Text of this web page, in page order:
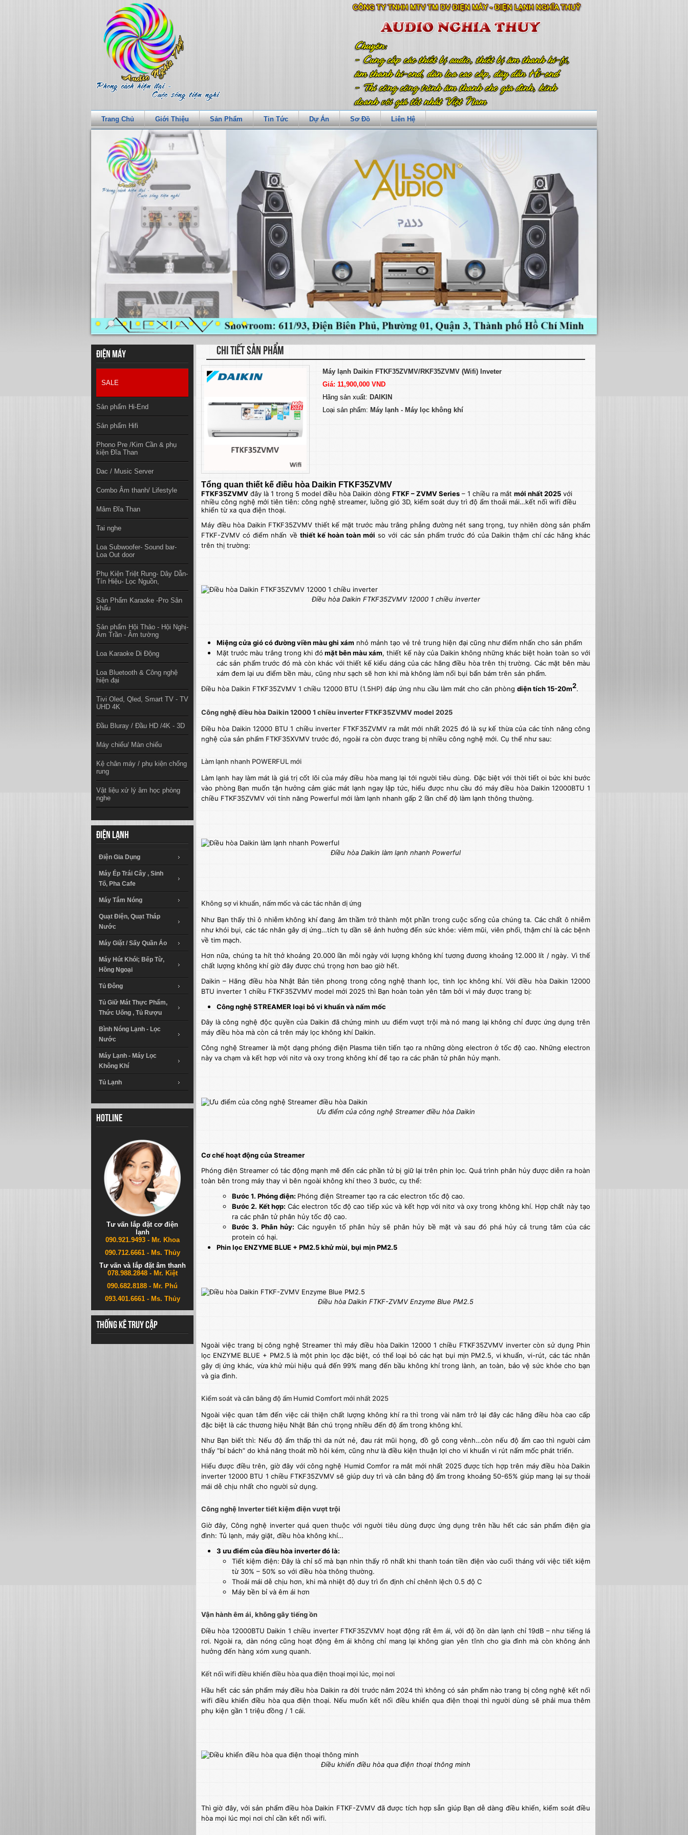
Trang Chủ Giới Thiệu Sản Phẩm Tin Tức Dự Án Sơ Đồ Liên Hệ
Điện máy
SALE
Sản phẩm Hi-End
Sản phẩm Hifi
Phono Pre /Kim Cần & phụ
kiện Đĩa Than
Dac / Music Server
Combo Âm thanh/ Lifestyle
Mâm Đĩa Than
Tai nghe
Loa Subwoofer- Sound bar-
Loa Out door
Phụ Kiện Triệt Rung- Dây Dẫn-
Tín Hiệu- Lọc Nguồn,
Sản Phẩm Karaoke -Pro Sân
khấu
Sản phẩm Hội Thảo - Hội Nghị-
Âm Trần - Âm tường
Loa Karaoke Di Động
Loa Bluetooth & Công nghệ
hiện đại
Tivi Oled, Qled, Smart TV - TV
UHD 4K
Đầu Bluray / Đầu HD /4K - 3D
Máy chiếu/ Màn chiếu
Kệ chân máy / phụ kiện chống
rung
Vật liệu xử lý âm học phòng
nghe
Điện lạnh
Điện Gia Dụng
Máy Ép Trái Cây , Sinh
Tố, Pha Cafe
Máy Tắm Nóng
Quạt Điện, Quạt Tháp
Nước
Máy Giặt / Sấy Quần Áo
Máy Hút Khói; Bếp Từ,
Hồng Ngoại
Tủ Đông
Tủ Giữ Mát Thực Phẩm,
Thức Uống , Tủ Rượu
Bình Nóng Lạnh - Lọc
Nước
Máy Lạnh - Máy Lọc
Không Khí
Tủ Lạnh
Hotline
Tư vấn lắp đặt cơ điện
lạnh
090.921.9493 - Mr. Khoa
090.712.6661 - Ms. Thủy
Tư vấn và lắp đặt âm thanh
078.988.2848 - Mr. Kiệt
090.682.8188 - Mr. Phú
093.401.6661 - Ms. Thủy
Thống kê truy cập
CHI TIẾT SẢN PHẨM
Máy lạnh Daikin FTKF35ZVMV/RKF35ZVMV (Wifi) Inveter
Giá: 11,900,000 VND
Hãng sản xuất: DAIKIN
Loại sản phẩm: Máy lạnh - Máy lọc không khí
Tổng quan thiết kế điều hòa Daikin FTKF35ZVMV
FTKF35ZVMV đây là 1 trong 5 model điều hòa Daikin dòng FTKF – ZVMV Series – 1 chiều ra mắt mới nhất 2025 với
nhiều công nghệ mới tiên tiên: công nghệ streamer, luồng gió 3D, kiểm soát duy trì độ ẩm thoải mái…kết nối wifi điều
khiển từ xa qua điện thoại.
Máy điều hòa Daikin FTKF35ZVMV thiết kế mặt trước màu trắng phẳng đường nét sang trọng, tuy nhiên dòng sản phẩm
FTKF-ZVMV có điểm nhấn về thiết kế hoàn toàn mới so với các sản phẩm trước đó của Daikin thậm chí các hãng khác
trên thị trường:
Điều hòa Daikin FTKF35ZVMV 12000 1 chiều inverter
Miệng cửa gió có đường viền màu ghi xám nhỏ mảnh tạo vẻ trẻ trung hiện đại cũng như điểm nhấn cho sản phẩm
Mặt trước màu trắng trong khi đó mặt bên màu xám, thiết kế này của Daikin không những khác biệt hoàn toàn so với
các sản phẩm trước đó mà còn khác với thiết kế kiểu dáng của các hãng điều hòa trên thị trường. Các mặt bên màu
xám đem lại ưu điểm bền màu, cũng như sạch sẽ hơn khi mà không làm nổi bụi bẩn bám trên sản phẩm.
Điều hòa Daikin FTKF35ZVMV 1 chiều 12000 BTU (1.5HP) đáp ứng nhu cầu làm mát cho căn phòng diện tích 15-20m2.
Công nghệ điều hòa Daikin 12000 1 chiều inverter FTKF35ZVMV model 2025
Điều hòa Daikin 12000 BTU 1 chiều inverter FTKF35ZVMV ra mắt mới nhất 2025 đó là sự kế thừa của các tính năng công
nghệ của sản phẩm FTKF35XVMV trước đó, ngoài ra còn được trang bị nhiều công nghệ mới. Cụ thể như sau:
Làm lạnh nhanh POWERFUL mới
Làm lạnh hay làm mát là giá trị cốt lõi của máy điều hòa mang lại tới người tiêu dùng. Đặc biệt với thời tiết oi bức khi bước
vào phòng Bạn muốn tận hưởng cảm giác mát lạnh ngay lập tức, hiểu được nhu cầu đó máy điều hòa Daikin 12000BTU 1
chiều FTKF35ZVMV với tính năng Powerful mới làm lạnh nhanh gấp 2 lần chế độ làm lạnh thông thường.
Điều hòa Daikin làm lạnh nhanh Powerful
Không sợ vi khuẩn, nấm mốc và các tác nhân dị ứng
Như Bạn thấy thì ô nhiễm không khí đang âm thầm trở thành một phần trong cuộc sống của chúng ta. Các chất ô nhiễm
như khói bụi, các tác nhân gây dị ứng…tích tụ dần sẽ ảnh hưởng đến sức khỏe: viêm mũi, viên phổi, thậm chí là các bệnh
về tim mạch.
Hơn nữa, chúng ta hít thở khoảng 20.000 lần mỗi ngày với lượng không khí tương đương khoảng 12.000 lít / ngày. Vì thế
chất lượng không khí giờ đây được chú trọng hơn bao giờ hết.
Daikin – Hãng điều hòa Nhật Bản tiên phong trong công nghệ thanh lọc, tinh lọc không khí. Với điều hòa Daikin 12000
BTU inverter 1 chiều FTKF35ZVMV model mới 2025 thì Bạn hoàn toàn yên tâm bởi vì máy được trang bị:
Công nghệ STREAMER loại bỏ vi khuẩn và nấm mốc
Đây là công nghệ độc quyền của Daikin đã chứng minh ưu điểm vượt trội mà nó mang lại không chỉ được ứng dụng trên
máy điều hòa mà còn cả trên máy lọc không khí Daikin.
Công nghệ Streamer là một dạng phóng điện Plasma tiên tiến tạo ra những dòng electron ở tốc độ cao. Những electron
này va chạm và kết hợp với nitơ và oxy trong không khí để tạo ra các phân tử phân hủy mạnh.
Ưu điểm của công nghệ Streamer điều hòa Daikin
Cơ chế hoạt động của Streamer
Phóng điện Streamer có tác động mạnh mẽ đến các phần tử bị giữ lại trên phin lọc. Quá trình phân hủy được diễn ra hoàn
toàn bên trong máy thay vì bên ngoài không khí theo 3 bước, cụ thể:
Bước 1. Phóng điện: Phóng điện Streamer tạo ra các electron tốc độ cao.
Bước 2. Kết hợp: Các electron tốc độ cao tiếp xúc và kết hợp với nitơ và oxy trong không khí. Hợp chất này tạo
ra các phân tử phân hủy tốc độ cao.
Bước 3. Phân hủy: Các nguyên tố phân hủy sẽ phân hủy bề mặt và sau đó phá hủy cả trung tâm của các
protein có hại.
Phin lọc ENZYME BLUE + PM2.5 khử mùi, bụi mịn PM2.5
Điều hòa Daikin FTKF-ZVMV Enzyme Blue PM2.5
Ngoài việc trang bị công nghệ Streamer thì máy điều hòa Daikin 12000 1 chiều FTKF35ZVMV inverter còn sử dụng Phin
lọc ENZYME BLUE + PM2.5 là một phin lọc đặc biệt, có thể loại bỏ các hạt bụi mịn PM2.5, vi khuẩn, vi-rút, các tác nhân
gây dị ứng khác, vừa khử mùi hiệu quả đến 99% mang đến bầu không khí trong lành, an toàn, bảo vệ sức khỏe cho bạn
và gia đình.
Kiểm soát và cân bằng độ ẩm Humid Comfort mới nhất 2025
Ngoài việc quan tâm đến việc cải thiện chất lượng không khí ra thì trong vài năm trở lại đây các hãng điều hòa cao cấp
đặc biệt là các thương hiệu Nhật Bản chú trọng nhiều đến độ ẩm trong không khí.
Như Bạn biết thì: Nếu độ ẩm thấp thì da nứt nẻ, đau rát mũi họng, đồ gỗ cong vênh…còn nếu độ ẩm cao thì người cảm
thấy “bí bách” do khả năng thoát mồ hôi kém, cũng như là điều kiện thuận lợi cho vi khuẩn vi rút nấm mốc phát triển.
Hiểu được điều trên, giờ đây với công nghệ Humid Comfor ra mắt mới nhất 2025 được tích hợp trên máy điều hòa Daikin
inverter 12000 BTU 1 chiều FTKF35ZVMV sẽ giúp duy trì và cân bằng độ ẩm trong khoảng 50-65% giúp mang lại sự thoải
mái dễ chịu nhất cho người sử dụng.
Công nghệ Inverter tiết kiệm điện vượt trội
Giờ đây, Công nghệ inverter quá quen thuộc với người tiêu dùng được ứng dụng trên hầu hết các sản phẩm điện gia
đình: Tủ lạnh, máy giặt, điều hòa không khí…
3 ưu điểm của điều hòa inverter đó là:
Tiết kiệm điện: Đây là chỉ số mà bạn nhìn thấy rõ nhất khi thanh toán tiền điện vào cuối tháng với việc tiết kiệm
từ 30% – 50% so với điều hòa thông thường.
Thoải mái dễ chịu hơn, khi mà nhiệt độ duy trì ổn định chỉ chênh lệch 0.5 độ C
Máy bền bỉ và êm ái hơn
Vận hành êm ái, không gây tiếng ồn
Điều hòa 12000BTU Daikin 1 chiều inverter FTKF35ZVMV hoạt động rất êm ái, với độ ồn dàn lạnh chỉ 19dB – như tiếng lá
rơi. Ngoài ra, dàn nóng cũng hoạt động êm ái không chỉ mang lại không gian yên tĩnh cho gia đình mà còn không ảnh
hưởng đến hàng xóm xung quanh.
Kết nối wifi điều khiển điều hòa qua điện thoại mọi lúc, mọi nơi
Hầu hết các sản phẩm máy điều hòa Daikin ra đời trước năm 2024 thì không có sản phẩm nào trang bị công nghệ kết nối
wifi điều khiển điều hòa qua điện thoại. Nếu muốn kết nối điều khiển qua điện thoại thì người dùng sẽ phải mua thêm
phụ kiện gần 1 triệu đồng / 1 cái.
Điều khiển điều hòa qua điện thoại thông minh
Thì giờ đây, với sản phẩm điều hòa Daikin FTKF-ZVMV đã được tích hợp sẵn giúp Bạn dễ dàng điều khiển, kiểm soát điều
hòa mọi lúc mọi nơi chỉ cần kết nối wifi.